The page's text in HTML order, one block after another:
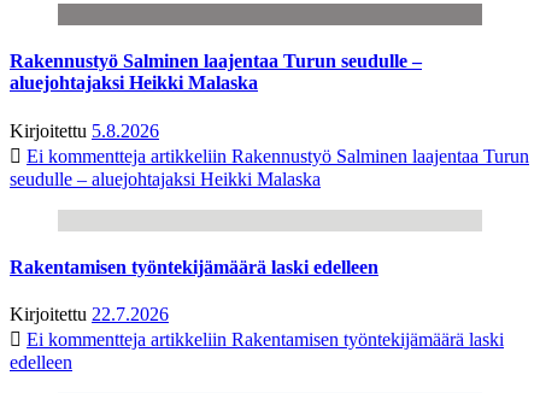
Rakennustyö Salminen laajentaa Turun seudulle –
aluejohtajaksi Heikki Malaska
Kirjoitettu 5.8.2026
Ei kommentteja artikkeliin Rakennustyö Salminen laajentaa Turun
seudulle – aluejohtajaksi Heikki Malaska
Rakentamisen työntekijämäärä laski edelleen
Kirjoitettu 22.7.2026
Ei kommentteja artikkeliin Rakentamisen työntekijämäärä laski
edelleen